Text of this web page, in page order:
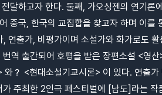
달하고자 한다. 둘째, 가오싱젠의 연기
중국, 한국의 교집합을 찾고자 하며 이
연출가, 비평가이며 소설가와 화가로도
역 출간되어 호평을 받은 장편소설 <영
와？ <현대소설기교시론> 이 있다. 연출
주최한 2인극 페스티벌에 [남도]라는